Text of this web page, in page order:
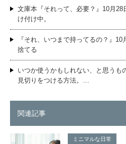
文庫本『それって、必要？』10月
け付け中。
『それ、いつまで持ってるの？』
捨てる
いつか使うかもしれない、と思うも
見切りをつける方法。…
関連記事
ミニマルな日常